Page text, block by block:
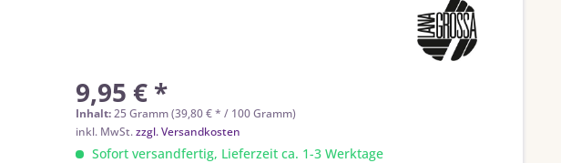
9,95 € *
Inhalt:25 Gramm (39,80 € * / 100 Gramm)
inkl. MwSt.zzgl. Versandkosten
Sofort versandfertig, Lieferzeit ca. 1-3 Werktage